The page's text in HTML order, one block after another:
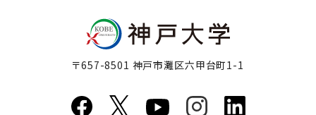
〒657-8501 神戸市灘区六甲台町1-1